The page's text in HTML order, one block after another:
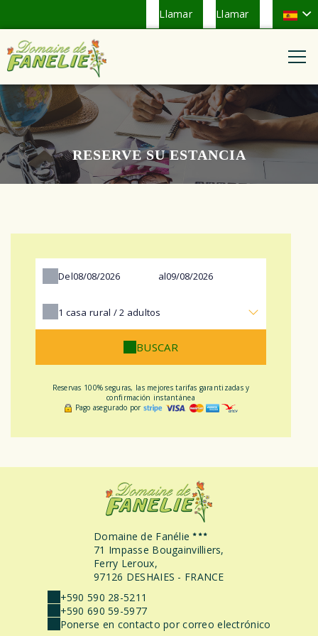
Llamar
Llamar
RESERVE SU ESTANCIA
Del al
1 casa rural /2 adultos
BUSCAR
Reservas 100% seguras, las mejores tarifas garantizadas y
confirmación instantánea
Pago asegurado por
Domaine de Fanélie
71 Impasse Bougainvilliers,
Ferry Leroux,
97126 DESHAIES - FRANCE
+590 590 28-5211
+590 690 59-5977
Ponerse en contacto por correo electrónico